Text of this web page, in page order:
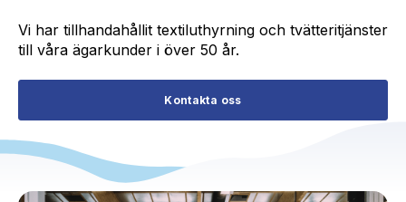
Vi har tillhandahållit textiluthyrning och tvätteritjänster
till våra ägarkunder i över 50 år.
Kontakta oss